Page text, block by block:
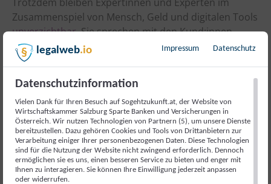
Zusammenspiel von Mensch, Geld und digitalen Tools
unverzichtbar. Sie sprechen mit den Kund:innen,
kümmern sich ums Geld und kontrollieren die
digitalen Tools. Expert:in zu werden, funktioniert im
davor: Mit einerLehre im Banken- und
Versicherungsbereicherlernst du alles, was du für
eine Karriere in diesem Berufsfeld können und wissen
musst.
AUSBILDUNG
legalweb.io Impressum Datenschutz
Datenschutzinformation
Vielen Dank für Ihren Besuch auf Sogehtzukunft.at, der Website von
Wirtschaftskammer Salzburg Sparte Banken und Versicherungen in
Österreich. Wir nutzen Technologien von Partnern (5), um unsere Dienste
bereitzustellen. Dazu gehören Cookies und Tools von Drittanbietern zur
Verarbeitung einiger Ihrer personenbezogenen Daten. Diese Technologien
sind für die Nutzung der Website nicht zwingend erforderlich. Dennoch
ermöglichen sie es uns, einen besseren Service zu bieten und enger mit
Ihnen zu interagieren. Sie können Ihre Einwilligung jederzeit anpassen
oder widerrufen.